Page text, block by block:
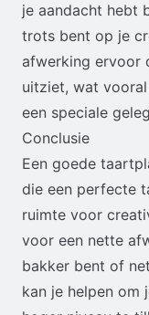
je aandacht hebt
trots bent op je
afwerking ervoor
uitziet, wat
een speciale
Conclusie
Een goede
die een perfecte
ruimte voor
voor een nette
bakker bent of
kan je helpen om